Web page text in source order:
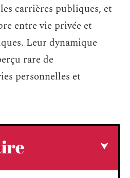
carrières publiques, et
entre vie privée et
Leur dynamique
rare de
personnelles et